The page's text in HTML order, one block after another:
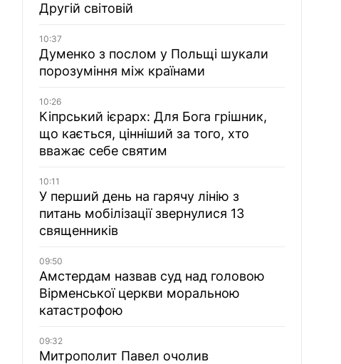
Другій світовій
10:37
Думенко з послом у Польщі шукали
порозуміння між країнами
10:26
Кіпрський ієрарх: Для Бога грішник,
що кається, цінніший за того, хто
вважає себе святим
10:11
У перший день на гарячу лінію з
питань мобілізації звернулися 13
священників
09:50
Амстердам назвав суд над головою
Вірменської церкви моральною
катастрофою
09:32
Митрополит Павел очолив